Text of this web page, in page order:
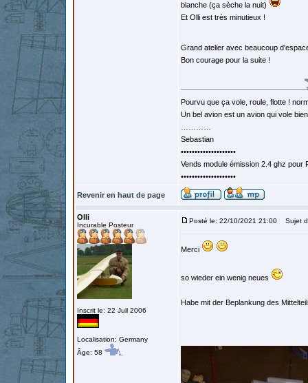
blanche (ça sèche la nuit)
Et Olli est très minutieux !
Grand atelier avec beaucoup
Bon courage pour la suite !
Pourvu que ça vole, roule, flotte !
Un bel avion est un avion qui vole
Sebastian
••••••••••••••••••••
Vends module émission 2.4 ghz
••••••••••••••••••••
Revenir en haut de page
Olli
Incurable Posteur
Inscrit le: 22 Juil 2006
Localisation: Germany
Âge: 58
Posté le: 22/10/2021 21:00 Sujet
Merci
so wieder ein wenig neues
Habe mit der Beplankung des